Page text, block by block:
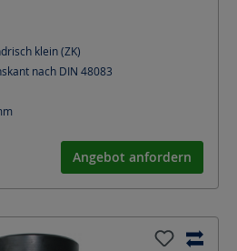
klein (ZK)
nach DIN 48083
Angebot anfordern